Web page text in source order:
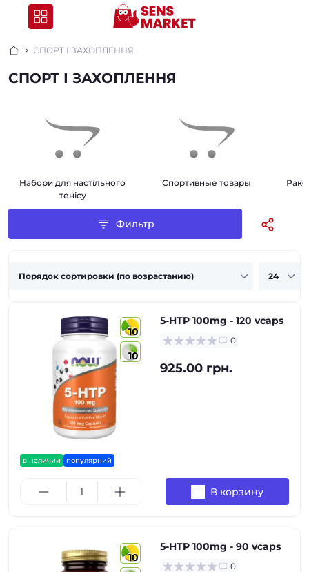
СПОРТ І ЗАХОПЛЕННЯ
СПОРТ І ЗАХОПЛЕННЯ
Набори для настільного
тенісу
Спортивные товары
Фильтр
10
10
в наличии популярний
5-HTP 100mg - 120 vcaps
0
925.00 грн.
В корзину
10
5-HTP 100mg - 90 vcaps
0